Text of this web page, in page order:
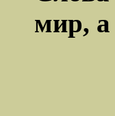
мир, а